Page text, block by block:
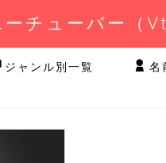
チューバー（
ジャンル別一覧 名